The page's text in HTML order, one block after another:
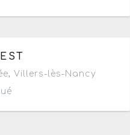
de 14h à 19h
, Villers-lès-Nancy